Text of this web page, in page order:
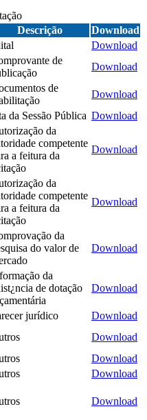
Descrição
Download
Download
de
Download
de
Download
da Sessão Pública Download
da
competente
a feitura da
Download
da
competente
a feitura da
Download
da
do valor de
Download
da
de dotação
Download
jurídico
Download
Download
Download
Download
Download